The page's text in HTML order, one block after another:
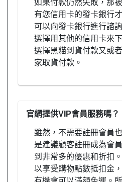
如果付款仍然失敗，那
有您信用卡的發卡銀行
可以向發卡銀行進行諮
選擇用其他的信用卡來
選擇黑貓到貨付款又或
家取貨付款。
官網提供VIP會員服務嗎？
雖然，不需要註冊會員
是建議顧客註冊成為會
到非常多的優惠和折扣
以享受購物點數抵扣金